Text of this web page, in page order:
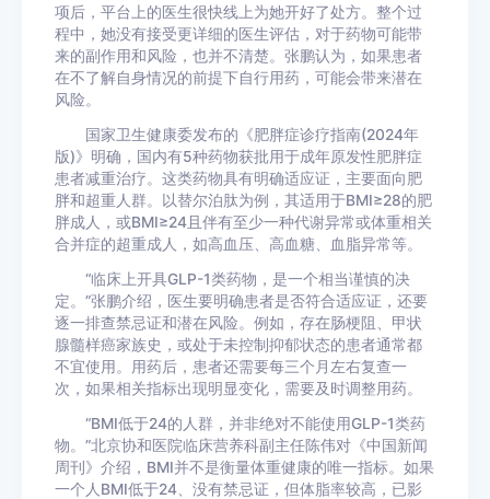
项后，平台上的医生很快线上为她开好了处方。整个过
程中，她没有接受更详细的医生评估，对于药物可能带
来的副作用和风险，也并不清楚。张鹏认为，如果患者
在不了解自身情况的前提下自行用药，可能会带来潜在
风险。
国家卫生健康委发布的《肥胖症诊疗指南(2024年
版)》明确，国内有5种药物获批用于成年原发性肥胖症
患者减重治疗。这类药物具有明确适应证，主要面向肥
胖和超重人群。以替尔泊肽为例，其适用于BMI≥28的肥
胖成人，或BMI≥24且伴有至少一种代谢异常或体重相关
合并症的超重成人，如高血压、高血糖、血脂异常等。
“临床上开具GLP-1类药物，是一个相当谨慎的决
定。”张鹏介绍，医生要明确患者是否符合适应证，还要
逐一排查禁忌证和潜在风险。例如，存在肠梗阻、甲状
腺髓样癌家族史，或处于未控制抑郁状态的患者通常都
不宜使用。用药后，患者还需要每三个月左右复查一
次，如果相关指标出现明显变化，需要及时调整用药。
“BMI低于24的人群，并非绝对不能使用GLP-1类药
物。”北京协和医院临床营养科副主任陈伟对《中国新闻
周刊》介绍，BMI并不是衡量体重健康的唯一指标。如果
一个人BMI低于24、没有禁忌证，但体脂率较高，已影